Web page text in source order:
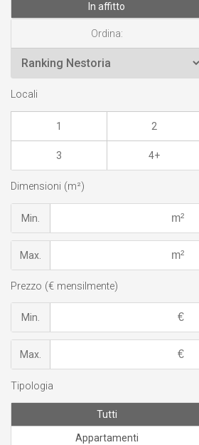
In affitto
Ordina:
Locali
1 2
3 4+
Dimensioni (m²)
Min.
Max.
Prezzo (€ mensilmente)
Min.
Max.
Tipologia
Tutti
Appartamenti